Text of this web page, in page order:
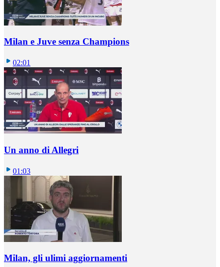
Milan e Juve senza Champions
02:01
Un anno di Allegri
01:03
Milan, gli ulimi aggiornamenti